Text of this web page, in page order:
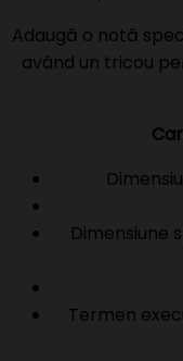
Adaugă o notă
având un tricou
Dimensiune
Termen